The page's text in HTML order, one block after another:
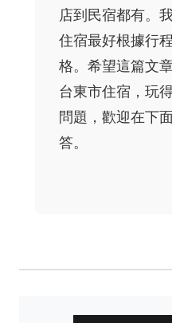
店到民宿都有。
住宿最好根據行
格。希望這篇文
台東市住宿，玩
問題，歡迎在下
答。